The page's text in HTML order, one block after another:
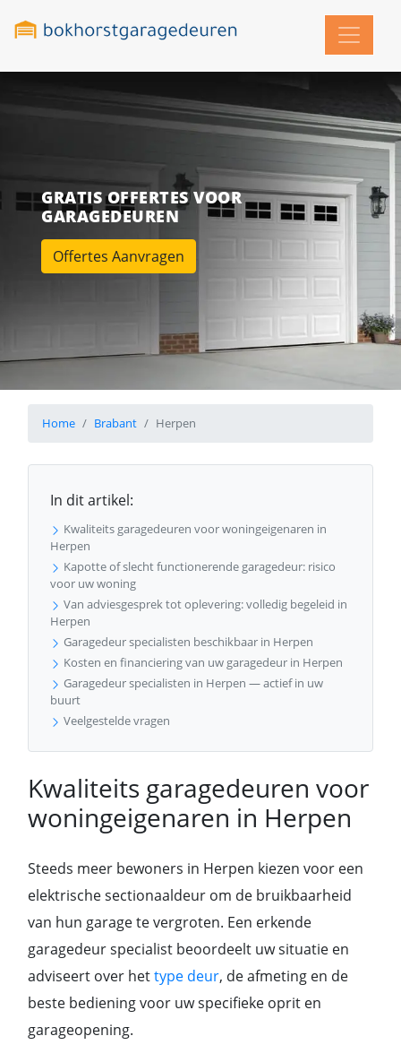
GRATIS OFFERTES VOOR
GARAGEDEUREN
Offertes Aanvragen
Home Brabant Herpen
In dit artikel:
Kwaliteits garagedeuren voor woningeigenaren in
Herpen
Kapotte of slecht functionerende garagedeur: risico
voor uw woning
Van adviesgesprek tot oplevering: volledig begeleid in
Herpen
Garagedeur specialisten beschikbaar in Herpen
Kosten en financiering van uw garagedeur in Herpen
Garagedeur specialisten in Herpen — actief in uw
buurt
Veelgestelde vragen
Kwaliteits garagedeuren voor
woningeigenaren in Herpen
Steeds meer bewoners in Herpen kiezen voor een
elektrische sectionaaldeur om de bruikbaarheid
van hun garage te vergroten. Een erkende
garagedeur specialist beoordeelt uw situatie en
adviseert over hettype deur, de afmeting en de
beste bediening voor uw specifieke oprit en
garageopening.